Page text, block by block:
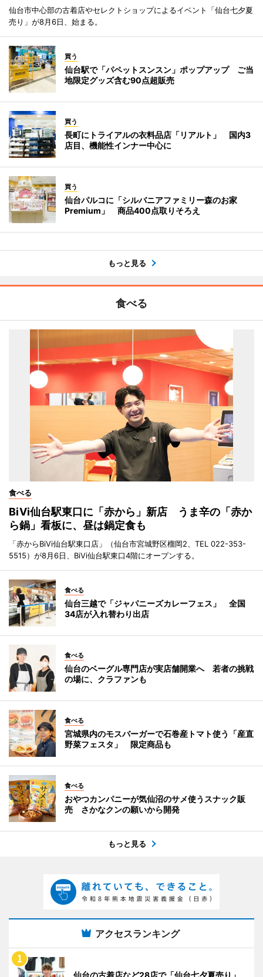
仙台市中心部の古着店やセレクトショップによるイベント「仙台七夕夏
売り」が8月6日、始まる。
買う
仙台駅で「パペットスンスン」ポップアップ ご当
地限定グッズ含む90点超販売
買う
長町にトライアルの衣料品店「リアルト」 国内3
店目、機能性インナー中心に
買う
仙台パルコに「シルバニアファミリー森のお家
Premium」 商品400点取りそろえ
もっと見る
食べる
食べる
BiVi仙台駅東口に「赤から」新店 うま辛の「赤か
ら鍋」看板に、昼は鍋定食も
「赤からBiVi仙台駅東口店」（仙台市宮城野区榴岡2、TEL 022-353-
5515）が8月6日、BiVi仙台駅東口4階にオープンする。
食べる
仙台三越で「ジャパニーズカレーフェス」 全国
34店が入れ替わり出店
食べる
仙台のベーグル専門店が実店舗開業へ 若者の挑戦
の場に、クラファンも
食べる
宮城県内のモスバーガーで石巻産トマト使う「産直
野菜フェスタ」 限定商品も
食べる
おやつカンパニーが気仙沼のサメ使うスナック販
売 さかなクンの願いから開発
もっと見る
アクセスランキング
仙台の古着店など28店で「仙台七夕夏売り」